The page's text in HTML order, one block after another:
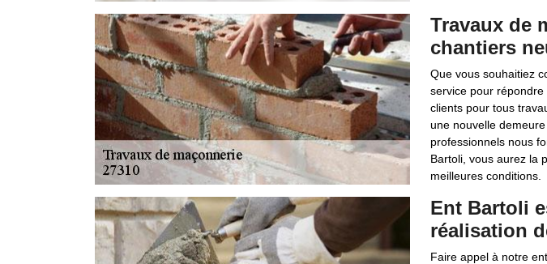
Travaux de
chantiers
Que vous souhaitiez
service pour
clients pour tous
une nouvelle
professionnels nous
Bartoli, vous aurez la
meilleures conditions.
Ent Bartoli
réalisation
Faire appel à notre